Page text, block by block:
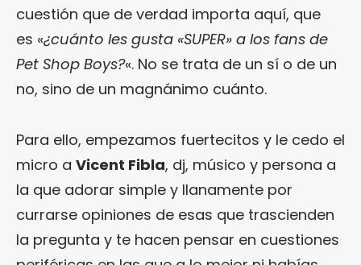
cuestión que de verdad importa aquí, que
es «¿cuánto les gusta «SUPER» a los fans de
Pet Shop Boys?«. No se trata de un sí o de un
no, sino de un magnánimo cuánto.
Para ello, empezamos fuertecitos y le cedo el
micro a Vicent Fibla, dj, músico y persona a
la que adorar simple y llanamente por
currarse opiniones de esas que trascienden
la pregunta y te hacen pensar en cuestiones